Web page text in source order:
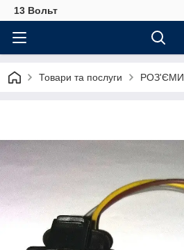
13 Вольт
Товари та послуги РОЗ'ЄМИ